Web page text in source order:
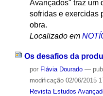
Avançados" traz um
sofridas e exercidas
obra.
Localizado em
Os desafios da
por Flávia Dourado —
modificação02/06/2015
Revista Estudos